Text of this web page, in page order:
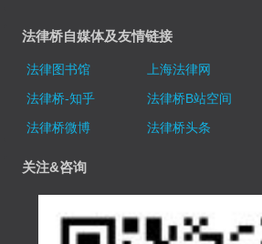
法律桥自媒体及友情链接
法律图书馆 上海法律网
法律桥-知乎
法律桥B站空间
法律桥微博
法律桥头条
关注&咨询